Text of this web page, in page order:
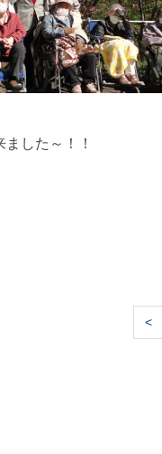
した～！！
<